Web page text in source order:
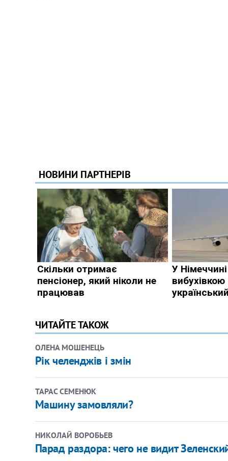
ЧИТАЙТЕ ТАКОЖ
ОЛЕНА МОШЕНЕЦЬ
Рік челенджів і змін
ТАРАС СЕМЕНЮК
Машину замовляли?
НИКОЛАЙ ВОРОБЬЕВ
Парад раздора: чего не видит